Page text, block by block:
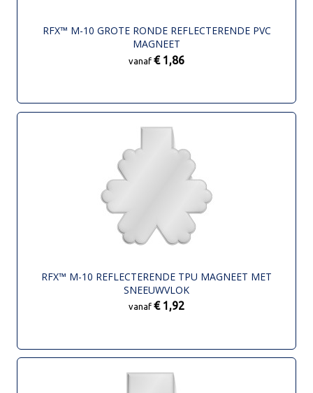
RFX™ M-10 GROTE RONDE REFLECTERENDE PVC
MAGNEET
vanaf € 1,86
RFX™ M-10 REFLECTERENDE TPU MAGNEET MET
SNEEUWVLOK
vanaf € 1,92